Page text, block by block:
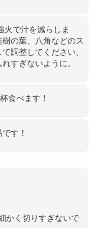
で汁を減らしま
の葉、八角などのス
調整してください。
すぎないように。
食べます！
す！
かく切りすぎないで